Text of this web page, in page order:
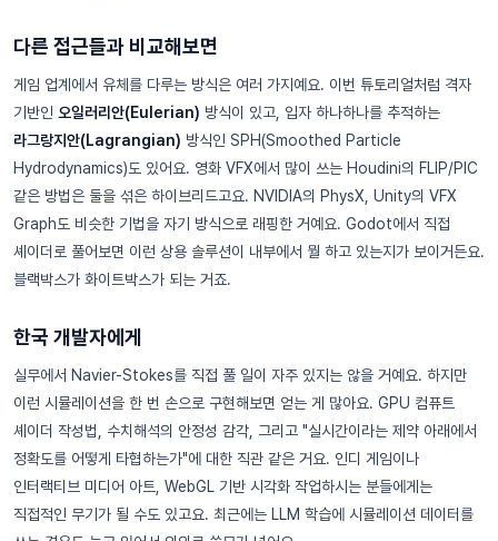
다른 접근들과 비교해보면
게임 업계에서 유체를 다루는 방식은 여러 가지예요. 이번 튜토리얼처럼 격자
기반인 오일러리안(Eulerian) 방식이 있고, 입자 하나하나를 추적하는
라그랑지안(Lagrangian) 방식인 SPH(Smoothed Particle
Hydrodynamics)도 있어요. 영화 VFX에서 많이 쓰는 Houdini의 FLIP/PIC
같은 방법은 둘을 섞은 하이브리드고요. NVIDIA의 PhysX, Unity의 VFX
Graph도 비슷한 기법을 자기 방식으로 래핑한 거예요. Godot에서 직접
셰이더로 풀어보면 이런 상용 솔루션이 내부에서 뭘 하고 있는지가 보이거든요.
블랙박스가 화이트박스가 되는 거죠.
한국 개발자에게
실무에서 Navier-Stokes를 직접 풀 일이 자주 있지는 않을 거예요. 하지만
이런 시뮬레이션을 한 번 손으로 구현해보면 얻는 게 많아요. GPU 컴퓨트
셰이더 작성법, 수치해석의 안정성 감각, 그리고 "실시간이라는 제약 아래에서
정확도를 어떻게 타협하는가"에 대한 직관 같은 거요. 인디 게임이나
인터랙티브 미디어 아트, WebGL 기반 시각화 작업하시는 분들에게는
직접적인 무기가 될 수도 있고요. 최근에는 LLM 학습에 시뮬레이션 데이터를